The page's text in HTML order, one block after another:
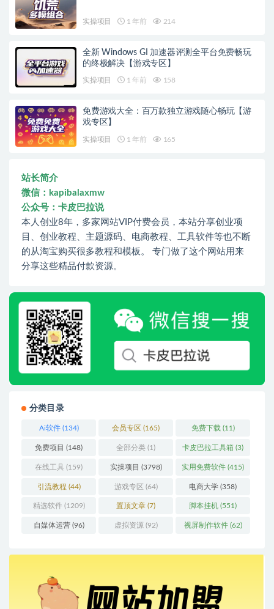
实操项目 1 年前 214
全新 Windows GI 加速器评测全平台免费畅玩
的终极解决【游戏专区】
实操项目 1 年前 158
免费游戏大全：百万款独立游戏随心畅玩【游
戏专区】
实操项目 1 年前 165
站长简介
微信：kapibalaxmw
公众号：卡皮巴拉说
本人创业8年，多家网站VIP付费会员，本站分享创业项
目、创业教程、主题源码、电商教程、工具软件等也不断
的从淘宝购买很多教程和模板。 专门做了这个网站用来
分享这些精品付款资源。
分类目录
Ai软件(134) 会员专区 (165) 免费下载 (11)
免费项目 (148) 全部分类 (1) 卡皮巴拉工具箱 (3)
在线工具 (159) 实操项目 (3798) 实用免费软件 (415)
引流教程 (44) 游戏专区 (64) 电商大学 (358)
精选软件(1209) 置顶文章 (7) 脚本挂机 (551)
自媒体运营(96) 虚拟资源 (92) 视屏制作软件(62)